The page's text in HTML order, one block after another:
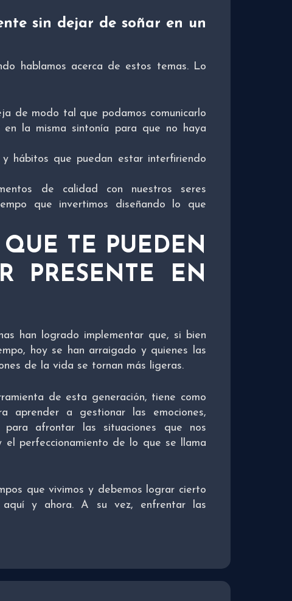
sin dejar de soñar en un
hablamos acerca de estos temas. Lo
de modo tal que podamos comunicarlo
la misma sintonía para que no haya
hábitos que puedan estar interfiriendo
de calidad con nuestros seres
que invertimos diseñando lo que
TE PUEDEN
PRESENTE EN
han logrado implementar que, si bien
hoy se han arraigado y quienes las
de la vida se tornan más ligeras.
de esta generación, tiene como
aprender a gestionar las emociones,
para afrontar las situaciones que nos
perfeccionamiento de lo que se llama
que vivimos y debemos lograr cierto
y ahora. A su vez, enfrentar las